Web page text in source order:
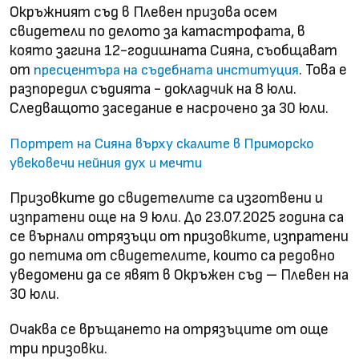
Окръжният съд в Плевен призова осем
свидетели по делото за катастрофата, в
която загина 12-годишната Сияна, съобщават
от пресцентъра на съдебната институция. Това е
разпоредил съдията - докладчик на 8 юли.
Следващото заседание е насрочено за 30 юли.
Портрет на Сияна върху скалите в Приморско
увековечи нейния дух и мечти
Призовките до свидетелите са изготвени и
изпратени още на 9 юли. До 23.07.2025 година са
се върнали отрязъци от призовките, изпратени
до петима от свидетелите, които са редовно
уведомени да се явят в Окръжен съд – Плевен на
30 юли.
Очаква се връщането на отрязъците от още
три призовки.